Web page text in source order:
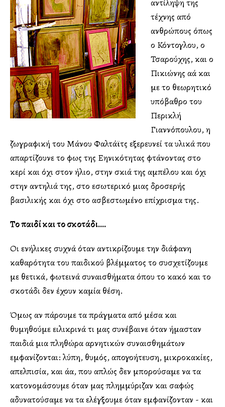
αντίληψη της
τέχνης από
ανθρώπους όπως
ο Κόντογλου, ο
Τσαρούχης, και ο
Πικιώνης αλλά και
με το θεωρητικό
υπόβαθρο του
Περικλή
Γιαννόπουλου, η
ζωγραφική του Μάνου Φαλτάϊτς εξερευνεί τα υλικά που
απαρτίζουνε το φως της Ελληνικότητας φτάνοντας στο
κερί και όχι στον ήλιο, στην σκιά της αμπέλου και όχι
στην αντηλιά της, στο εσωτερικό μιας δροσερής
βασιλικής και όχι στο ασβεστωμένο επίχρισμα της.
Το παιδί και το σκοτάδι....
Οι ενήλικες συχνά όταν αντικρίζουμε την διάφανη
καθαρότητα του παιδικού βλέμματος το συσχετίζουμε
με θετικά, φωτεινά συναισθήματα όπου το κακό και το
σκοτάδι δεν έχουν καμία θέση.
Όμως αν πάρουμε τα πράγματα από μέσα και
θυμηθούμε ειλικρινά τι μας συνέβαινε όταν ήμασταν
παιδιά μια πληθώρα αρνητικών συναισθημάτων
εμφανίζονται: λύπη, θυμός, απογοήτευση, μικροκακίες,
απελπισία, και άλλα, που απλώς δεν μπορούσαμε να τα
κατονομάσουμε όταν μας πλημμύριζαν και σαφώς
αδυνατούσαμε να τα ελέγξουμε όταν εμφανίζονταν - και